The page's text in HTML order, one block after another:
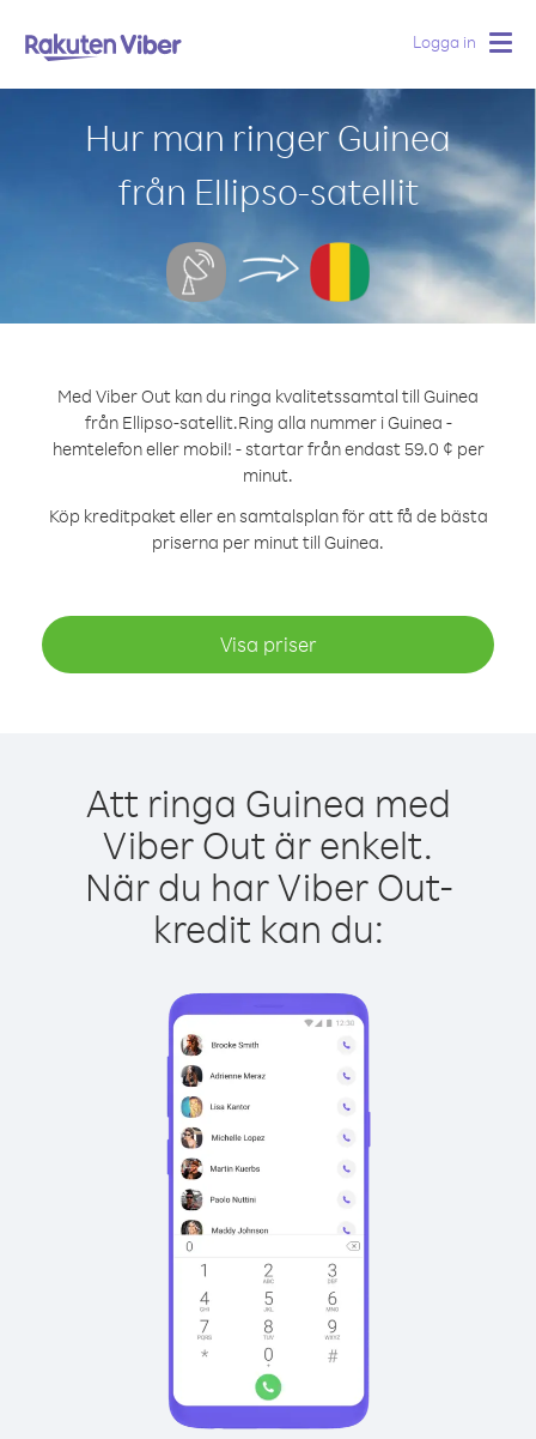
Logga in
Hur man ringer Guinea
från Ellipso-satellit
Med Viber Out kan du ringa kvalitetssamtal till Guinea
från Ellipso-satellit.Ring alla nummer i Guinea -
hemtelefon eller mobil! - startar från endast 59.0 ¢ per
minut.
Köp kreditpaket eller en samtalsplan för att få de bästa
priserna per minut till Guinea.
Visa priser
Att ringa Guinea med
Viber Out är enkelt.
När du har Viber Out-
kredit kan du: